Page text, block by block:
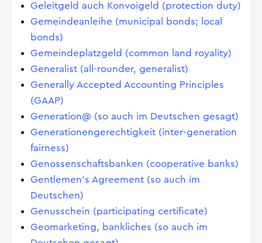
Geleitgeld auch Konvoigeld (protection duty)
Gemeindeanleihe (municipal bonds; local
bonds)
Gemeindeplatzgeld (common land royality)
Generalist (all-rounder, generalist)
Generally Accepted Accounting Principles
(GAAP)
Generation@ (so auch im Deutschen gesagt)
Generationengerechtigkeit (inter-generation
fairness)
Genossenschaftsbanken (cooperative banks)
Gentlemen's Agreement (so auch im
Deutschen)
Genusschein (participating certificate)
Geomarketing, bankliches (so auch im